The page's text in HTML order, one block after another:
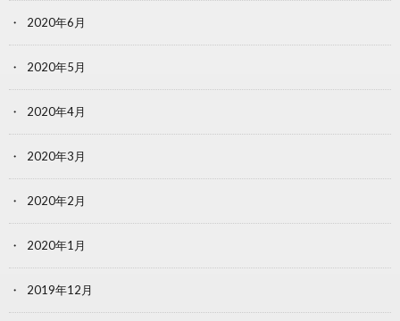
2020年6月
2020年5月
2020年4月
2020年3月
2020年2月
2020年1月
2019年12月